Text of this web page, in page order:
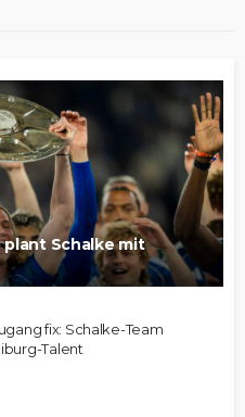
plant Schalke mit
fix: Schalke-Team
Talent